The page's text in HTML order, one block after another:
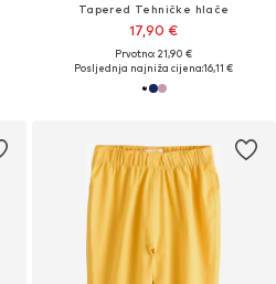
Tapered Tehničke hlače
17,90 €
Prvotno: 21,90 €
Posljednja najniža cijena:16,11 €